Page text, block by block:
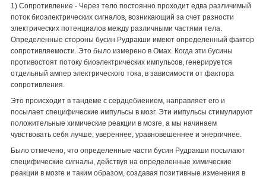
1) Сопротивление - Через тело постоянно проходит едва различимый
поток биоэлектрических сигналов, возникающий за счет разности
электрических потенциалов между различными частями тела.
Определенные стороны бусин Рудракши имеют определенный фактор
сопротивляемости. Это было измерено в Омах. Когда эти бусины
противостоят потоку биоэлектрических импульсов, генерируется
отдельный ампер электрического тока, в зависимости от фактора
сопротивления.
Это происходит в тандеме с сердцебиением, направляет его и
посылает специфические импульсы в мозг. Эти импульсы стимулируют
положительные химические реакции в мозге, а мы начинаем
чувствовать себя лучше, увереннее, уравновешеннее и энергичнее.
Было отмечено, что определенные части бусин Рудракши посылают
специфические сигналы, действуя на определенные химические
реакции в мозге и таким образом, создавая позитивные изменения в